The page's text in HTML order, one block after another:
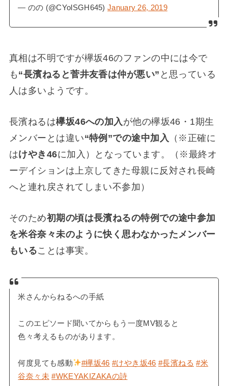
— のの (@CYolSGH645)January 26, 2019
真相は不明ですが欅坂46のファンの中には今で
も “長濱ねると菅井友香は仲が悪い” と思っている
人は多いようです。
長濱ねるは欅坂46への加入が他の欅坂46・1期生
メンバーとは違い“特例”での途中加入 （※正確に
はけやき46に加入）となっています。（※最終オ
ーデイションは上京してきた母親に反対され長崎
へと連れ戻されてしまい不参加）
そのため初期の頃は長濱ねるの特例での途中参加
を米谷奈々未のように快く思わなかったメンバー
もいることは事実。
米さんからねるへの手紙
このエピソード聞いてからもう一度MV観ると
色々考えるものがあります。
何度見ても感動 #欅坂46 #けやき坂46 #長濱ねる #米
谷奈々未 #WKEYAKIZAKAの詩